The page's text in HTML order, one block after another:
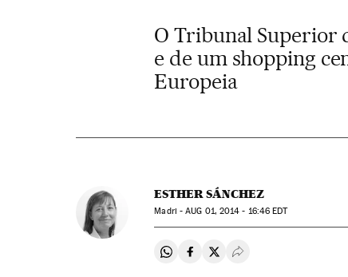
O Tribunal Superior
e de um shopping
Europeia
ESTHER SÁNCHEZ
Madri -AUG 01, 2014 - 16:46 EDT
Compartir en Whatsapp
Compartir en Facebook
Compartir en Twitter
Desplegar Redes